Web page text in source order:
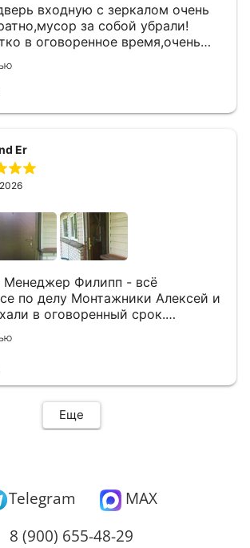
входную с зеркалом очень
за собой убрали!
в оговоренное время,очень
рабочие .Все
и дверь ,и работа и цена!
Er
Менеджер Филипп - всё
по делу Монтажники Алексей и
в оговоренный срок.
старую дверь и установили
за час Быстро и качественно
цены Всем большое спасибо
Еще
Telegram
MAX
8 (900) 655-48-29